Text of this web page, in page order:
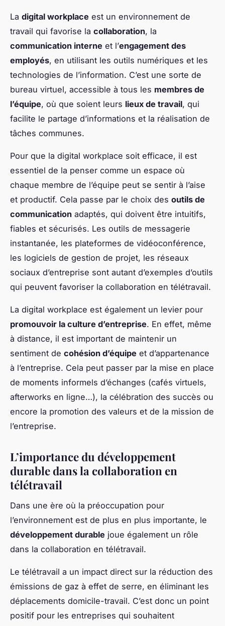
La digital workplace est un environnement de
travail qui favorise la collaboration, la
communication interne et l’engagement des
employés, en utilisant les outils numériques et les
technologies de l’information. C’est une sorte de
bureau virtuel, accessible à tous les membres de
l’équipe, où que soient leurs lieux de travail, qui
facilite le partage d’informations et la réalisation de
tâches communes.
Pour que la digital workplace soit efficace, il est
essentiel de la penser comme un espace où
chaque membre de l’équipe peut se sentir à l’aise
et productif. Cela passe par le choix des outils de
communication adaptés, qui doivent être intuitifs,
fiables et sécurisés. Les outils de messagerie
instantanée, les plateformes de vidéoconférence,
les logiciels de gestion de projet, les réseaux
sociaux d’entreprise sont autant d’exemples d’outils
qui peuvent favoriser la collaboration en télétravail.
La digital workplace est également un levier pour
promouvoir la culture d’entreprise. En effet, même
à distance, il est important de maintenir un
sentiment de cohésion d’équipe et d’appartenance
à l’entreprise. Cela peut passer par la mise en place
de moments informels d’échanges (cafés virtuels,
afterworks en ligne…), la célébration des succès ou
encore la promotion des valeurs et de la mission de
l’entreprise.
L’importance du développement
durable dans la collaboration en
télétravail
Dans une ère où la préoccupation pour
l’environnement est de plus en plus importante, le
développement durable joue également un rôle
dans la collaboration en télétravail.
Le télétravail a un impact direct sur la réduction des
émissions de gaz à effet de serre, en éliminant les
déplacements domicile-travail. C’est donc un point
positif pour les entreprises qui souhaitent